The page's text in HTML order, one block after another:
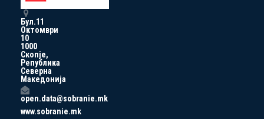
Бул.11
Октомври
10
1000
Скопје,
Република
Северна
Македонија
open.data@sobranie.mk
www.sobranie.mk